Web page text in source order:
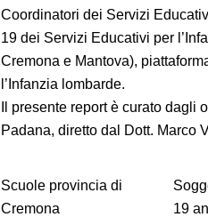
Coordinatori dei Servizi
19 dei Servizi Educativi per
Cremona e Mantova),
l’Infanzia lombarde.
Il presente report è curato dagli
Padana, diretto dal Dott. Marco
Scuole provincia di
Cremona
19